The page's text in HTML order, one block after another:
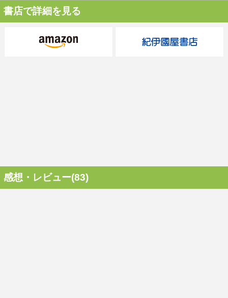
書店で詳細を見る
感想・レビュー(83)